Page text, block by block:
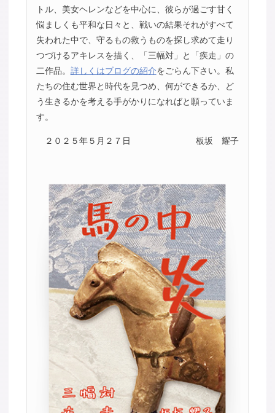
トル、美女ヘレンなどを中心に、彼らが過ごす甘く
悩ましくも平和な日々と、戦いの結果それがすべて
失われた中で、守るもの救うものを探し求めて走り
つづけるアキレスを描く、「三幅対」と「疾走」の
二作品。 詳しくはブログの紹介をごらん下さい。私
たちの住む世界と時代を見つめ、何ができるか、ど
う生きるかを考える手がかりになればと願っていま
す。
２０２５年５月２７日 板坂 耀子